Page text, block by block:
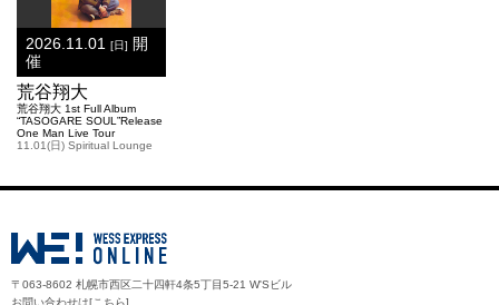
2026.11.01 [日] 開
催
荒谷翔大
荒谷翔大 1st Full Album
“TASOGARE SOUL”Release
One Man Live Tour
11.01(日) Spiritual Lounge
〒063-8602 札幌市西区二十四軒4条5丁目5-21 W'Sビル
お問い合わせは[こちら]